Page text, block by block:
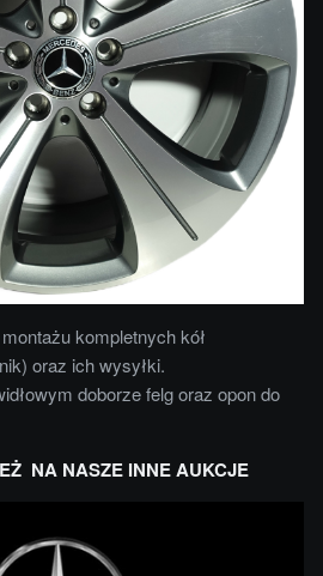
kompletnych kół
oraz ich wysyłki.
doborze felg oraz opon do
NA NASZE INNE AUKCJE